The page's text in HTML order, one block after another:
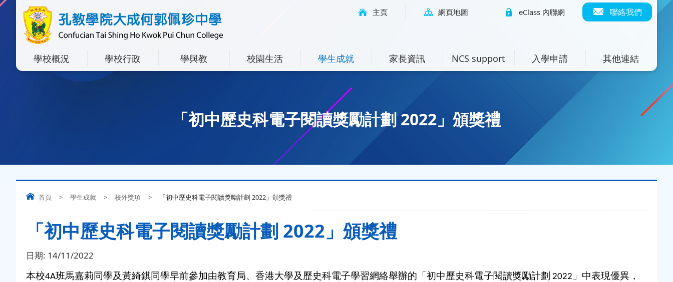
聯絡我們
主頁 網頁地圖 eClass 內聯網
學校概況 學校行政 學與教 校園生活 學生成就 家長資訊 NCS support 入學申請 其他連結
「初中歷史科電子閱讀獎勵計劃 2022」頒獎禮
首頁 > 學生成就 > 校外獎項 > 「初中歷史科電子閱讀獎勵計劃 2022」頒獎禮
「初中歷史科電子閱讀獎勵計劃 2022」頒獎禮
日期: 14/11/2022
本校4A班馬嘉莉同學及黃綺錤同學早前參加由教育局、香港大學及歷史科電子學習網絡舉辦的「初中歷史科電子閱讀獎勵計劃 2022」中表現優異，